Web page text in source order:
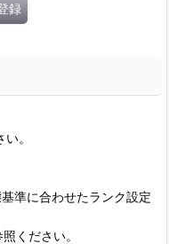
録
。
準に合わせたランク設定
ください。